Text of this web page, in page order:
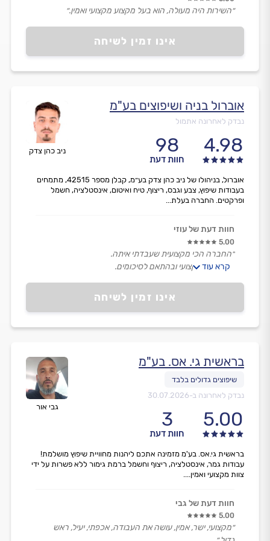
אינו זמין לשיחה
״השירות היה מעולה, הוא בעל מקצוע מקצועי ואמין.״
ניב כהן צדק
אוברול בניה ושיפוצים בע"מ
נבדק לאחרונה אתמול
4.98
98
חוות דעת
אינו זמין לשיחה
אוברול, בניהולו של ניב כהן צדק בע״מ, קבלן מספר 42515, מתמחים
בעבודות שיפוץ, צבע וגבס, ריצוף, טיח ואיטום, אינסטלציה, חשמל
ופרקטים. החברה בעלת...
חוות דעת של עוזי
5.00
״החברה הכי מקצועית שעבדתי איתה.
הכל היה מיקצועי ובהתאם לסיכומים.
קרא עוד
גבי אור
בראשית גי. אס. בע"מ
נבדק לאחרונה ב-30.07.2026
5.00
3
חוות דעת
בראשית גי.אס. בע'מ מזמינה אתכם ליהנות מחוויית שיפוץ מושלמת!
עבודות גמר, אינסטלציה, ריצוף וחשמל ברמת גימור ללא פשרות על ידי
צוות מקצועי ואמין....
חוות דעת של גבי
5.00
״מקצועי, ישר, אמין, עושה את העבודה, אכפתי, יעיל, ראש